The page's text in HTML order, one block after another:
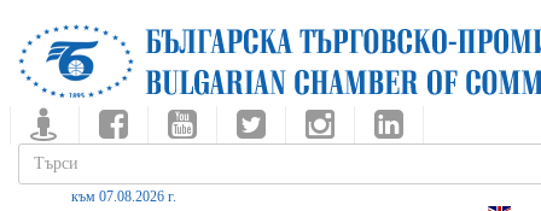
към 07.08.2026 г.